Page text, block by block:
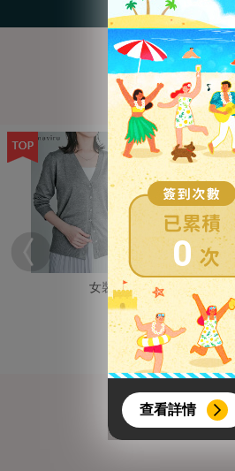
0
查看詳情
女裝